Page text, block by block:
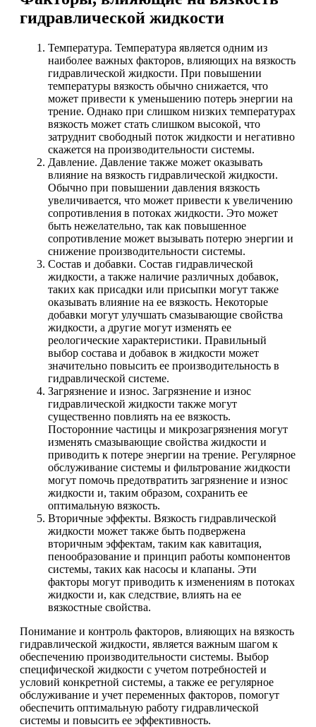
гидравлической жидкости
Температура. Температура является одним из
наиболее важных факторов, влияющих на вязкость
гидравлической жидкости. При повышении
температуры вязкость обычно снижается, что
может привести к уменьшению потерь энергии на
трение. Однако при слишком низких температурах
вязкость может стать слишком высокой, что
затруднит свободный поток жидкости и негативно
скажется на производительности системы.
Давление. Давление также может оказывать
влияние на вязкость гидравлической жидкости.
Обычно при повышении давления вязкость
увеличивается, что может привести к увеличению
сопротивления в потоках жидкости. Это может
быть нежелательно, так как повышенное
сопротивление может вызывать потерю энергии и
снижение производительности системы.
Состав и добавки. Состав гидравлической
жидкости, а также наличие различных добавок,
таких как присадки или присыпки могут также
оказывать влияние на ее вязкость. Некоторые
добавки могут улучшать смазывающие свойства
жидкости, а другие могут изменять ее
реологические характеристики. Правильный
выбор состава и добавок в жидкости может
значительно повысить ее производительность в
гидравлической системе.
Загрязнение и износ. Загрязнение и износ
гидравлической жидкости также могут
существенно повлиять на ее вязкость.
Посторонние частицы и микрозагрязнения могут
изменять смазывающие свойства жидкости и
приводить к потере энергии на трение. Регулярное
обслуживание системы и фильтрование жидкости
могут помочь предотвратить загрязнение и износ
жидкости и, таким образом, сохранить ее
оптимальную вязкость.
Вторичные эффекты. Вязкость гидравлической
жидкости может также быть подвержена
вторичным эффектам, таким как кавитация,
пенообразование и принцип работы компонентов
системы, таких как насосы и клапаны. Эти
факторы могут приводить к изменениям в потоках
жидкости и, как следствие, влиять на ее
вязкостные свойства.
Понимание и контроль факторов, влияющих на вязкость
гидравлической жидкости, является важным шагом к
обеспечению производительности системы. Выбор
специфической жидкости с учетом потребностей и
условий конкретной системы, а также ее регулярное
обслуживание и учет переменных факторов, помогут
обеспечить оптимальную работу гидравлической
системы и повысить ее эффективность.